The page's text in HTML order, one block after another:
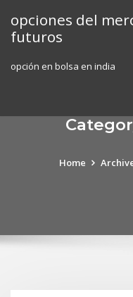
content
opciones del
futuros
opción en bolsa en india
Home